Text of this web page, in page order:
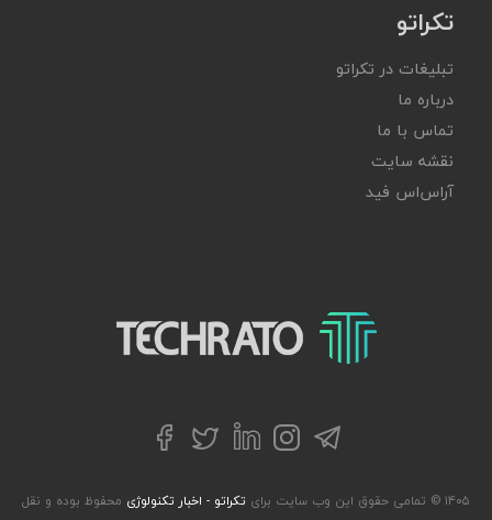
تکراتو
تبلیغات در تکراتو
درباره ما
تماس با ما
نقشه سایت
آر‌اس‌اس فید
تکراتو – زندگی با تکنولوژی
تلگراماینستاگرام
لینکداینتوییترفیسبوک
۱۴۰۵ © تمامی حقوق این وب سایت برای تکراتو - اخبار تکنولوژی محفوظ بوده و نقل